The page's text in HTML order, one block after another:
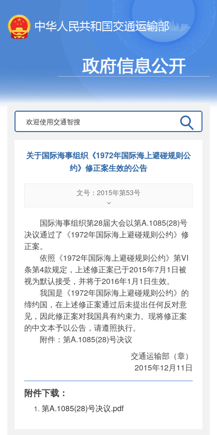
关于国际海事组织《1972年国际海上避碰规则公
约》修正案生效的公告
文号：2015年第53号
2015年第53号
公开日期：2015年12月23日
主题词
：
国际海事组织;公约;修正案;公告
机构分类：国际合作司
主题分类：
其他
公文类型： 其他
国际海事组织第28届大会以第A.1085(28)号
决议通过了《1972年国际海上避碰规则公约》修
正案。
依照《1972年国际海上避碰规则公约》第VI
条第4款规定，上述修正案已于2015年7月1日被
视为默认接受，并将于2016年1月1日生效。
我国是《1972年国际海上避碰规则公约》的
缔约国，在上述修正案通过后未提出任何反对意
见，因此修正案对我国具有约束力。现将修正案
的中文本予以公告，请遵照执行。
附件：第A.1085(28)号决议
交通运输部（章）
2015年12月11日
附件下载：
第A.1085(28)号决议.pdf